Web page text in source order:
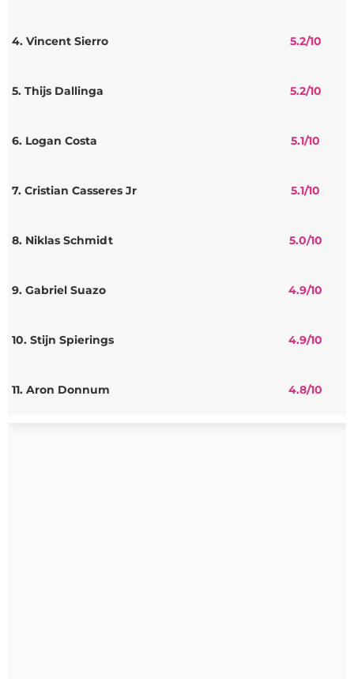
4. Vincent Sierro 5.2/10
5. Thijs Dallinga 5.2/10
6. Logan Costa 5.1/10
7. Cristian Casseres Jr 5.1/10
8. Niklas Schmidt 5.0/10
9. Gabriel Suazo 4.9/10
10. Stijn Spierings 4.9/10
11. Aron Donnum 4.8/10